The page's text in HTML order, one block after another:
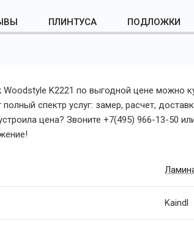
ПЛИНТУСА ПОДЛОЖКИ
Woodstyle K2221 по выгодной цене можно
спектр услуг: замер, расчет,
цена? Звоните +7(495) 966-13-50
Kaindl